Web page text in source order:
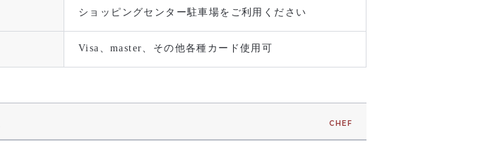
ショッピングセンター駐車場をご利用ください
Visa、master、その他各種カード使用可
CHEF